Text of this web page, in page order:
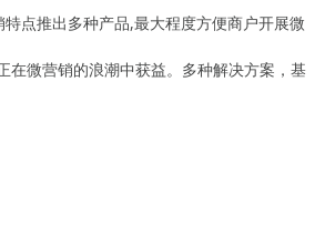
点推出多种产品,最大程度方便商户开展微
在微营销的浪潮中获益。多种解决方案，基